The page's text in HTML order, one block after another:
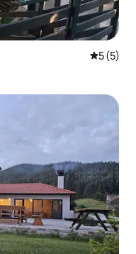
5 (5)